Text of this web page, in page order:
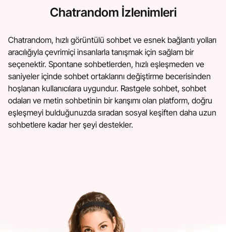
Chatrandom İzlenimleri
Chatrandom, hızlı görüntülü sohbet ve esnek bağlantı yolları
aracılığıyla çevrimiçi insanlarla tanışmak için sağlam bir
seçenektir. Spontane sohbetlerden, hızlı eşleşmeden ve
saniyeler içinde sohbet ortaklarını değiştirme becerisinden
hoşlanan kullanıcılara uygundur. Rastgele sohbet, sohbet
odaları ve metin sohbetinin bir karışımı olan platform, doğru
eşleşmeyi bulduğunuzda sıradan sosyal keşiften daha uzun
sohbetlere kadar her şeyi destekler.